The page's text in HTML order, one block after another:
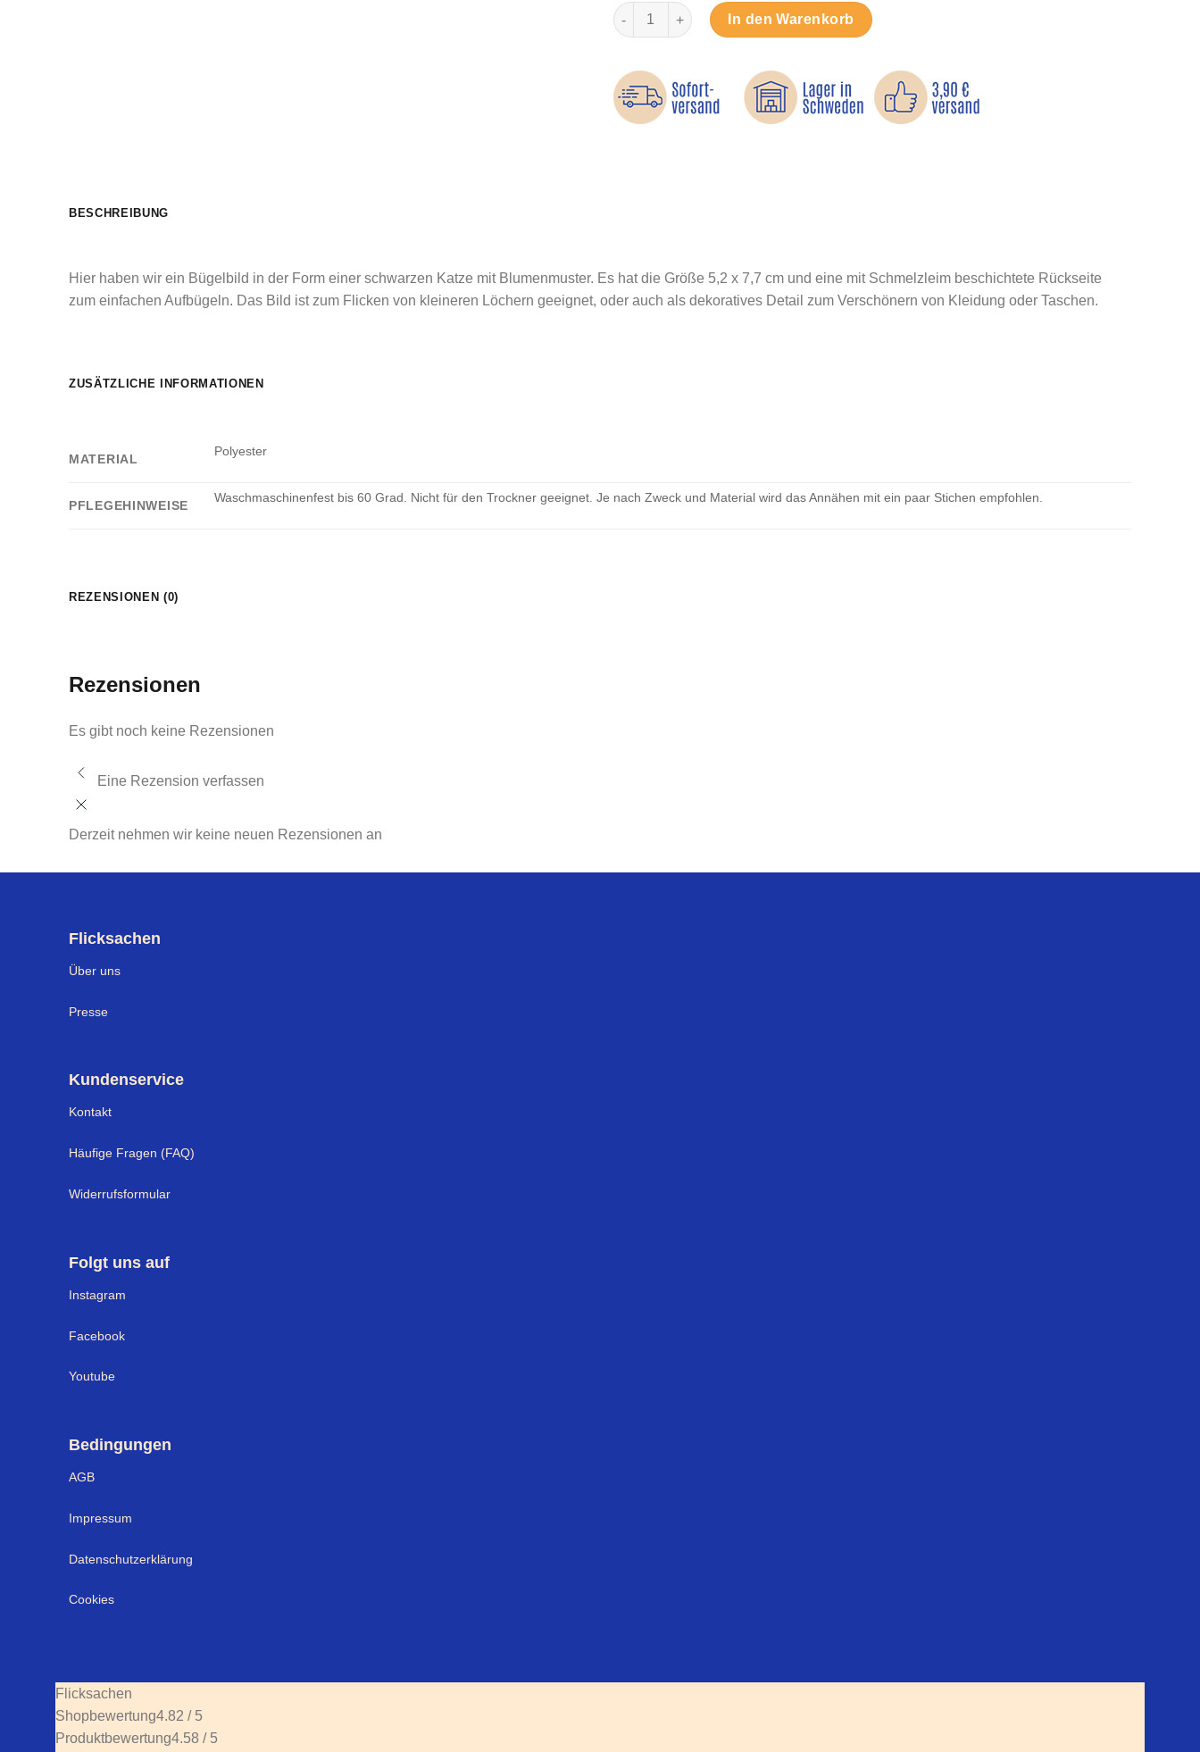
Schwarze Katze - Bügelbild Menge
In den Warenkorb
BESCHREIBUNG
Hier haben wir ein Bügelbild in der Form einer schwarzen Katze mit Blumenmuster. Es hat die Größe 5,2 x 7,7 cm und eine mit Schmelzleim beschichtete Rückseite
zum einfachen Aufbügeln. Das Bild ist zum Flicken von kleineren Löchern geeignet, oder auch als dekoratives Detail zum Verschönern von Kleidung oder Taschen.
ZUSÄTZLICHE INFORMATIONEN
MATERIAL
Polyester
PFLEGEHINWEISE
Waschmaschinenfest bis 60 Grad. Nicht für den Trockner geeignet. Je nach Zweck und Material wird das Annähen mit ein paar Stichen empfohlen.
REZENSIONEN (0)
Rezensionen
Es gibt noch keine Rezensionen
Eine Rezension verfassen
Derzeit nehmen wir keine neuen Rezensionen an
Flicksachen
Über uns
Presse
Kundenservice
Kontakt
Häufige Fragen (FAQ)
Widerrufsformular
Folgt uns auf
Instagram
Facebook
Youtube
Bedingungen
AGB
Impressum
Datenschutzerklärung
Cookies
Flicksachen
Shopbewertung4.82 / 5
Produktbewertung4.58 / 5